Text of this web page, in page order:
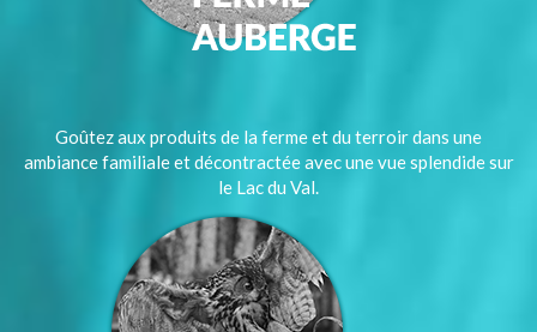
Goûtez aux produits de la ferme et du terroir dans une
ambiance familiale et décontractée avec une vue splendide sur
le Lac du Val.